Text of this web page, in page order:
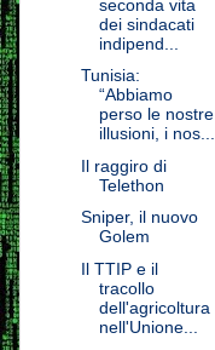
seconda vita
dei sindacati
indipend...
Tunisia:
“Abbiamo
perso le nostre
illusioni, i nos...
Il raggiro di
Telethon
Sniper, il nuovo
Golem
Il TTIP e il
tracollo
dell'agricoltura
nell'Unione...